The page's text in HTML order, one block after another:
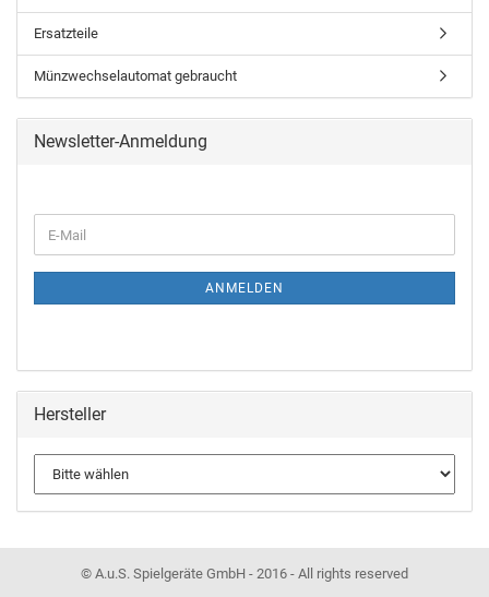
Ersatzteile
Münzwechselautomat gebraucht
Newsletter-Anmeldung
ANMELDEN
Hersteller
© A.u.S. Spielgeräte GmbH - 2016 - All rights reserved